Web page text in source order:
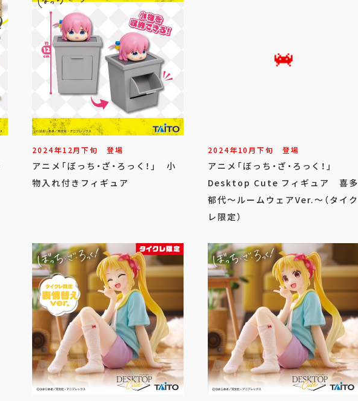
2024年12月下旬 登場
アニメ「ぼっち・ざ・ろっく！」 小
物入れ付きフィギュア
2024年10月下旬 登場
アニメ「ぼっち・ざ・ろっく！」
Desktop Cute フィギュア 喜多
郁代～ルームウェアVer.～（タイク
レ限定）